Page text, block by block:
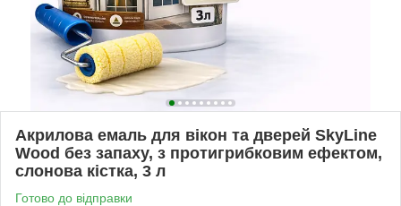
Акрилова емаль для вікон та дверей SkyLine
Wood без запаху, з протигрибковим ефектом,
слонова кістка, 3 л
Готово до відправки